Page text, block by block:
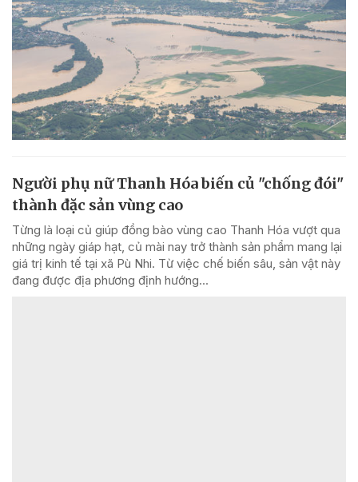
Người phụ nữ Thanh Hóa biến củ "chống đói"
thành đặc sản vùng cao
Từng là loại củ giúp đồng bào vùng cao Thanh Hóa vượt qua
những ngày giáp hạt, củ mài nay trở thành sản phẩm mang lại
giá trị kinh tế tại xã Pù Nhi. Từ việc chế biến sâu, sản vật này
đang được địa phương định hướng...